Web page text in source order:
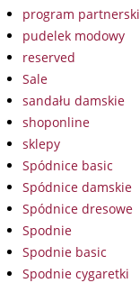
program partnerski
pudelek modowy
reserved
Sale
sandału damskie
shoponline
sklepy
Spódnice basic
Spódnice damskie
Spódnice dresowe
Spodnie
Spodnie basic
Spodnie cygaretki